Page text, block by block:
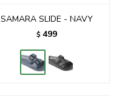
SAMARA SLIDE - NAVY
$ 499